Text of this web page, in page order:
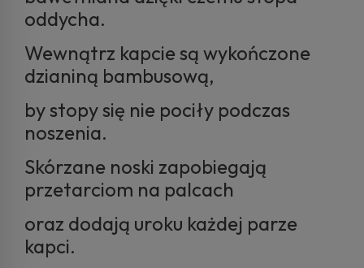
oddycha.
Wewnątrz kapcie są wykończone
dzianiną bambusową,
by stopy się nie pociły podczas
noszenia.
Skórzane noski zapobiegają
przetarciom na palcach
oraz dodają uroku każdej parze
kapci.